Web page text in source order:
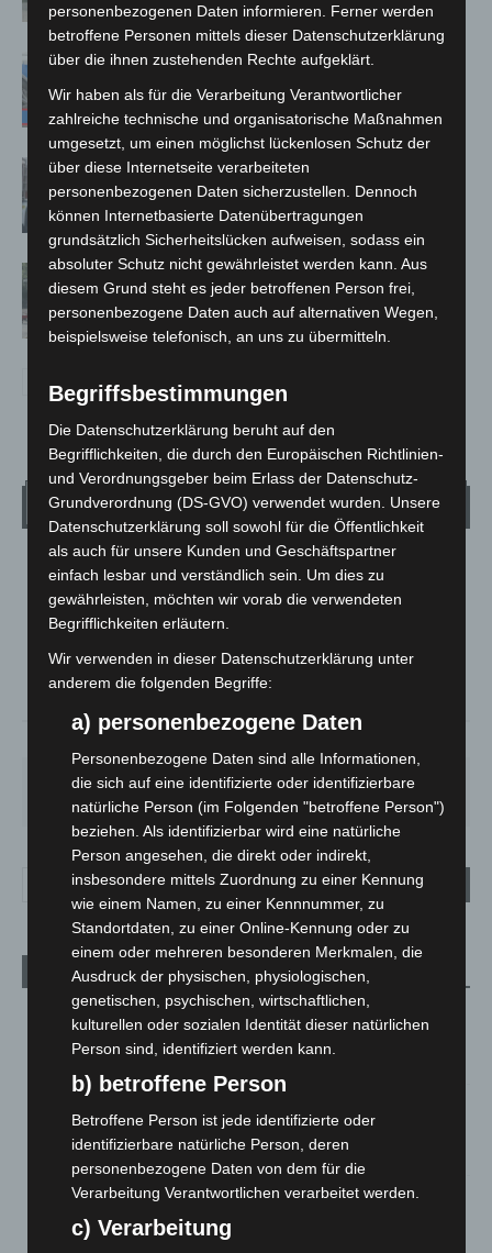
Kreuz
Mann läuft mit Hockeyschläger über
A7 – Polizei sucht Zeugen
Celle: Mensch stirbt bei Bagger-Unfall
auf Baustelle
Gasleitung bei McDonald’s-Umbau in
Langenhagen beschädigt
Wetter
LANGENHAGEN
Bedeckt
16.5°
SA.
27°
SO.
33°
MO.
28°
DI.
22°
MI.
13°
Aktuelle Beiträge
Niedersachsen: Feuerwehrkräfte kehren nach
entdeckt
7. August 2026
Brand im „Haus der Begegnung“ in Neuwarmbüchen schnell
eingedämmt
6. August 2026
personenbezogenen Daten informieren. Ferner werden
betroffene Personen mittels dieser Datenschutzerklärung
über die ihnen zustehenden Rechte aufgeklärt.
Wir haben als für die Verarbeitung Verantwortlicher
zahlreiche technische und organisatorische Maßnahmen
umgesetzt, um einen möglichst lückenlosen Schutz der
über diese Internetseite verarbeiteten
personenbezogenen Daten sicherzustellen. Dennoch
können Internetbasierte Datenübertragungen
grundsätzlich Sicherheitslücken aufweisen, sodass ein
absoluter Schutz nicht gewährleistet werden kann. Aus
diesem Grund steht es jeder betroffenen Person frei,
personenbezogene Daten auch auf alternativen Wegen,
beispielsweise telefonisch, an uns zu übermitteln.
Begriffsbestimmungen
Die Datenschutzerklärung beruht auf den
Begrifflichkeiten, die durch den Europäischen Richtlinien-
und Verordnungsgeber beim Erlass der Datenschutz-
Grundverordnung (DS-GVO) verwendet wurden. Unsere
Datenschutzerklärung soll sowohl für die Öffentlichkeit
als auch für unsere Kunden und Geschäftspartner
einfach lesbar und verständlich sein. Um dies zu
gewährleisten, möchten wir vorab die verwendeten
Begrifflichkeiten erläutern.
Wir verwenden in dieser Datenschutzerklärung unter
anderem die folgenden Begriffe:
a) personenbezogene Daten
Personenbezogene Daten sind alle Informationen,
die sich auf eine identifizierte oder identifizierbare
natürliche Person (im Folgenden "betroffene Person")
beziehen. Als identifizierbar wird eine natürliche
Person angesehen, die direkt oder indirekt,
insbesondere mittels Zuordnung zu einer Kennung
wie einem Namen, zu einer Kennnummer, zu
Standortdaten, zu einer Online-Kennung oder zu
einem oder mehreren besonderen Merkmalen, die
Ausdruck der physischen, physiologischen,
genetischen, psychischen, wirtschaftlichen,
kulturellen oder sozialen Identität dieser natürlichen
Person sind, identifiziert werden kann.
b) betroffene Person
Betroffene Person ist jede identifizierte oder
identifizierbare natürliche Person, deren
personenbezogene Daten von dem für die
Verarbeitung Verantwortlichen verarbeitet werden.
c) Verarbeitung